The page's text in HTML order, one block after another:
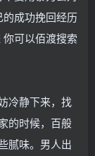
成功挽回经历
可以佰渡搜索
冷静下来，找
的时候，百般
腻味。男人出